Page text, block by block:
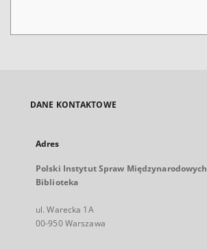
DANE KONTAKTOWE
Adres
Polski Instytut Spraw Międzynarodowych
Biblioteka
ul. Warecka 1A
00-950 Warszawa